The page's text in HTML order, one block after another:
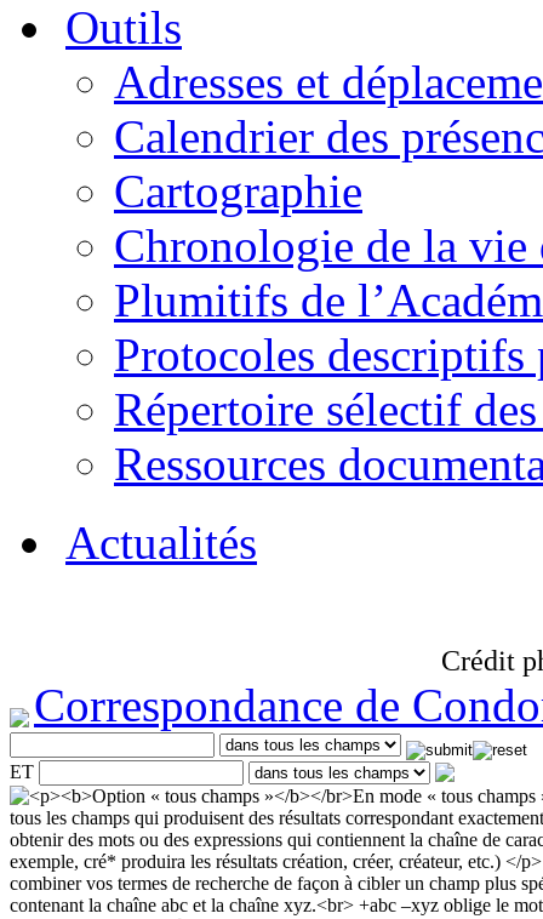
Outils
Adresses et
Calendrier des
Cartographie
Chronologie de la vie
Plumitifs de
Protocoles descriptifs
Répertoire sélectif
Ressources
Actualités
Crédit
Correspondance de
ET